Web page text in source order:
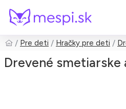
Hľadať
Pre deti Hračky pre deti
Drevené